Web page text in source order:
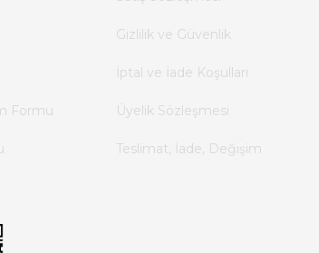
Formu
Gizlilik ve Güvenlik
İptal ve İade Koşulları
Üyelik Sözleşmesi
Teslimat, İade, Değişim